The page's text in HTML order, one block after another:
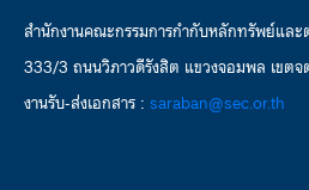
สำนักงานคณะกรรมการกำกับหลักทรัพย์แล
333/3 ถนนวิภาวดีรังสิต แขวงจอมพล เขต
งานรับ-ส่งเอกสาร : saraban@sec.or.th